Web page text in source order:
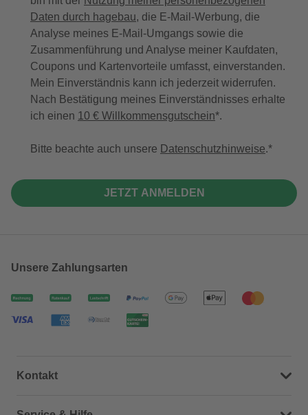
Daten durch hagebau, die E-Mail-Werbung, die
Analyse meines E-Mail-Umgangs sowie die
Zusammenführung und Analyse meiner Kaufdaten,
Coupons und Kartenvorteile umfasst, einverstanden.
Mein Einverständnis kann ich jederzeit widerrufen.
Nach Bestätigung meines Einverständnisses erhalte
ich einen 10 € Willkommensgutschein*.
Bitte beachte auch unsere Datenschutzhinweise.
JETZT ANMELDEN
Unsere Zahlungsarten
Kontakt